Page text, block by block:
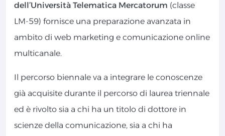
dell’Università Telematica Mercatorum (classe
LM-59) fornisce una preparazione avanzata in
ambito di web marketing e comunicazione online
multicanale.
Il percorso biennale va a integrare le conoscenze
già acquisite durante il percorso di laurea triennale
ed è rivolto sia a chi ha un titolo di dottore in
scienze della comunicazione, sia a chi ha